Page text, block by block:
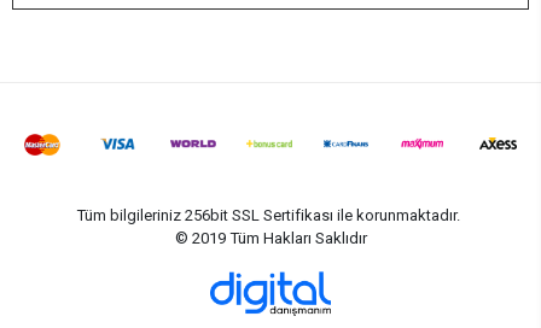
Tüm bilgileriniz 256bit SSL Sertifikası ile korunmaktadır.
© 2019 Tüm Hakları Saklıdır